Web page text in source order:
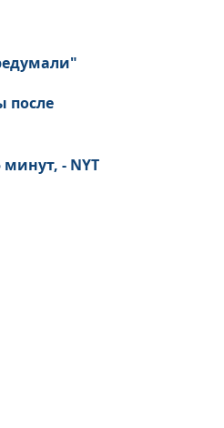
после
- NYT